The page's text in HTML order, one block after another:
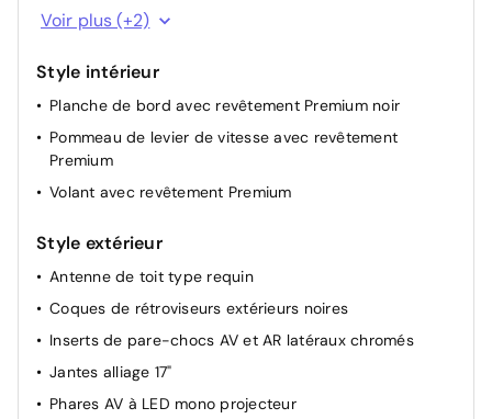
Indicateur de temps passé en tout électrique
Plancher de coffre réversible avec position basse
Purificateur d'air ionique Nanoe X
Rétroviseurs extérieurs dégivrants à réglage électrique
Rétroviseurs extérieurs rabattables électriquement
Siège conducteur avec support lombaire électrique
Siège passager réglable manuellement en hauteur
Sièges AV chauffants
Système d'ouverture/fermeture sans clé "Smart Entry"
(conducteur, passager et coffre)
Système de démarrage sans clé "Smart Start"
Système intelligent de plancher plat Toyota EasyFlat
(banquette AR rabattable 60/40 depuis le coffre)
Services connectés de contrôle à distance MyToyota
(inclus 4 ans)
Services connectés standards MyToyota (inclus 10
ans)
Voir plus (+2)
Style intérieur
Planche de bord avec revêtement Premium noir
Pommeau de levier de vitesse avec revêtement
Premium
Volant avec revêtement Premium
Style extérieur
Antenne de toit type requin
Coques de rétroviseurs extérieurs noires
Inserts de pare-chocs AV et AR latéraux chromés
Jantes alliage 17"
Phares AV à LED mono projecteur